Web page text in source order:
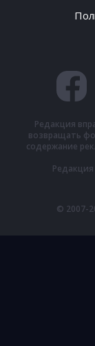
Редакция
возвращать
содержание
© 2007-